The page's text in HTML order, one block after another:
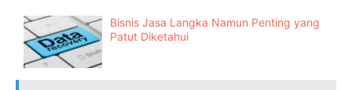
Bisnis Jasa Langka Namun Penting yang
Patut Diketahui